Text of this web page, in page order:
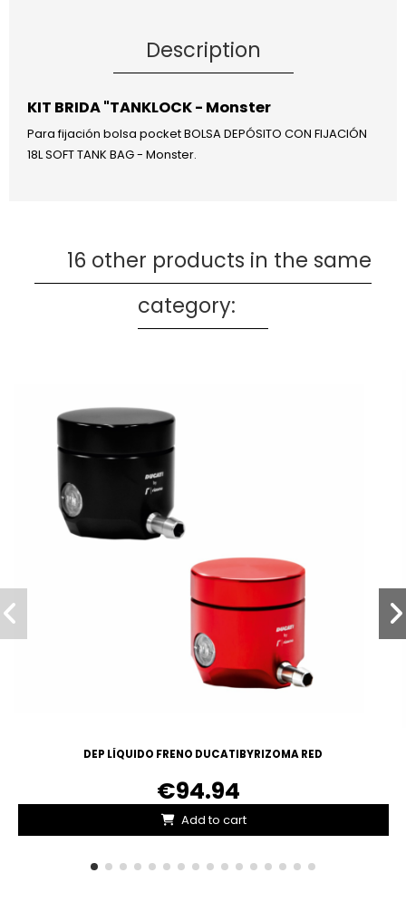
Description
KIT BRIDA "TANKLOCK - Monster
Para fijación bolsa pocket BOLSA DEPÓSITO CON FIJACIÓN
18L SOFT TANK BAG - Monster.
16 other products in the same
category:
DEP LÍQUIDO FRENO DUCATIBYRIZOMA RED
€94.94
Add to cart